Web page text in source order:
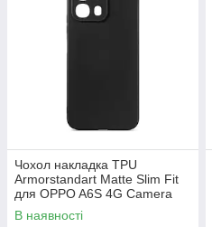
Чохол накладка TPU
Armorstandart Matte Slim Fit
для OPPO A6S 4G Camera
cover Black (ARM90347)
В наявності